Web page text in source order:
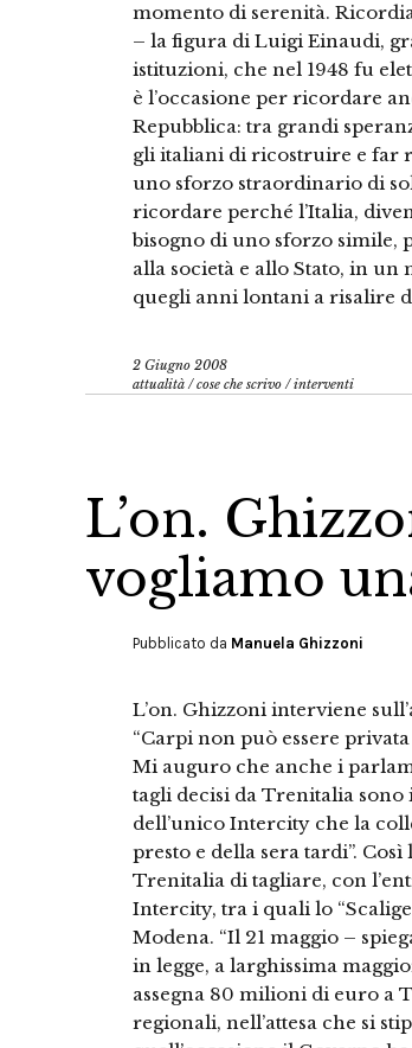
momento di serenità.
– la figura di Luigi Einaudi,
istituzioni, che nel 1948 fu
è l’occasione per ricordare
Repubblica: tra grandi
gli italiani di ricostruire e far
uno sforzo straordinario di
ricordare perché l’Italia,
bisogno di uno sforzo simile,
alla società e allo Stato, in
quegli anni lontani a risalire
2 Giugno 2008
attualità /cose che scrivo /interventi
L’on.
vogliamo
Pubblicato da Manuela Ghizzoni
L’on. Ghizzoni interviene
“Carpi non può essere
Mi auguro che anche i
tagli decisi da Trenitalia
dell’unico Intercity che la
presto e della sera tardi”.
Trenitalia di tagliare, con
Intercity, tra i quali lo
Modena. “Il 21 maggio –
in legge, a larghissima
assegna 80 milioni di euro a
regionali, nell’attesa che si